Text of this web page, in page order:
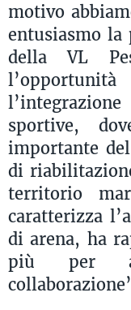
motivo
entusiasmo la
della VL
sportive,
importante
di
territorio
caratterizza
di arena, ha
più per